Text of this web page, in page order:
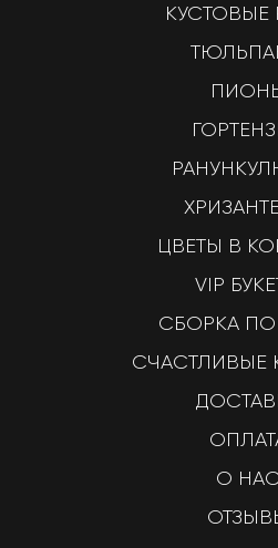
КУСТОВЫЕ
ЦВЕТЫ В
VIP
СБОРКА
СЧАСТЛИВЫЕ
О НАС